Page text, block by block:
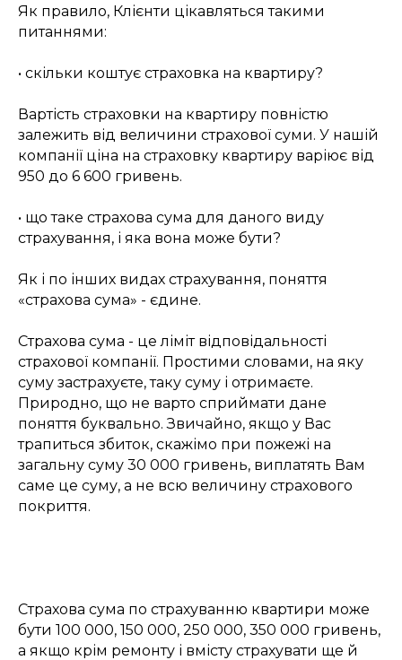
Як правило, Клієнти цікавляться такими
питаннями:
• скільки коштує страховка на квартиру?
Вартість страховки на квартиру повністю
залежить від величини страхової суми. У нашій
компанії ціна на страховку квартиру варіює від
950 до 6 600 гривень.
• що таке страхова сума для даного виду
страхування, і яка вона може бути?
Як і по інших видах страхування, поняття
«страхова сума» - єдине.
Страхова сума - це ліміт відповідальності
страхової компанії. Простими словами, на яку
суму застрахуєте, таку суму і отримаєте.
Природно, що не варто сприймати дане
поняття буквально. Звичайно, якщо у Вас
трапиться збиток, скажімо при пожежі на
загальну суму 30 000 гривень, виплатять Вам
саме це суму, а не всю величину страхового
покриття.
Страхова сума по страхуванню квартири може
бути 100 000, 150 000, 250 000, 350 000 гривень,
а якщо крім ремонту і вмісту страхувати ще й